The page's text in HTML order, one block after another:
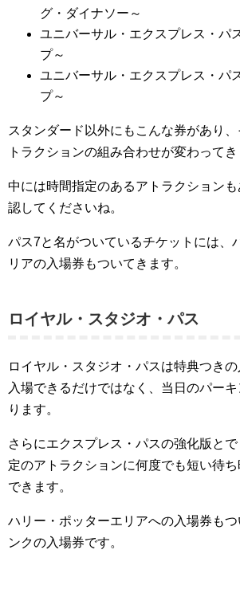
グ・ダイナソー～
ユニバーサル・エクスプレス・パ
プ～
ユニバーサル・エクスプレス・パ
プ～
スタンダード以外にもこんな券があり
トラクションの組み合わせが変わってき
中には時間指定のあるアトラクション
認してくださいね。
パス7と名がついているチケットには、
リアの入場券もついてきます。
ロイヤル・スタジオ・パス
ロイヤル・スタジオ・パスは特典つき
入場できるだけではなく、当日のパー
ります。
さらにエクスプレス・パスの強化版と
定のアトラクションに何度でも短い待
できます。
ハリー・ポッターエリアへの入場券も
ンクの入場券です。